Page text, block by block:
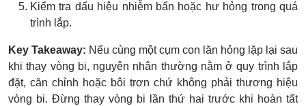
Kiểm tra dấu hiệu nhiễm bẩn hoặc hư hỏng trong quá
trình lắp.
Key Takeaway: Nếu cùng một cụm con lăn hỏng lặp lại sau
khi thay vòng bi, nguyên nhân thường nằm ở quy trình lắp
đặt, căn chỉnh hoặc bôi trơn chứ không phải thương hiệu
vòng bi. Đừng thay vòng bi lần thứ hai trước khi hoàn tất